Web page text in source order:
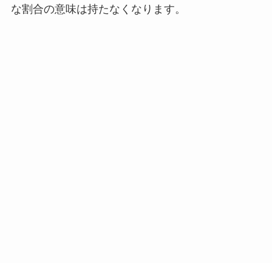
な割合の意味は持たなくなります。